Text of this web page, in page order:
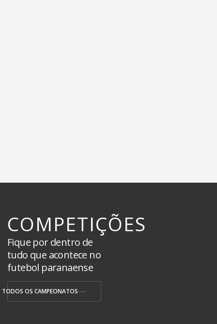
COMPETIÇÕES
Fique por dentro de
tudo que acontece no
futebol paranaense
TODOS OS CAMPEONATOS